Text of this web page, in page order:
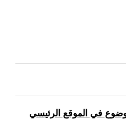
في الموقع الرئيسي